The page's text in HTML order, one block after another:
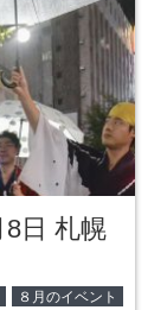
8日 札幌
８月のイベント